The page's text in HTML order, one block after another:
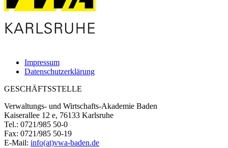
Impressum
Datenschutzerklärung
GESCHÄFTSSTELLE
Verwaltungs- und Wirtschafts-Akademie Baden
Kaiserallee 12 e, 76133 Karlsruhe
Tel.: 0721/985 50-0
Fax: 0721/985 50-19
E-Mail: info(at)vwa-baden.de